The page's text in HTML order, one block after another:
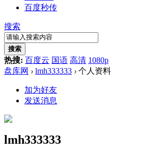
百度秒传
搜索
搜索
热搜: 百度云 国语 高清 1080p
盘库网 › lmh333333 › 个人资料
加为好友
发送消息
lmh333333